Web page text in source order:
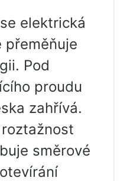
elektrická
přeměňuje
Pod
proudu
zahřívá.
směrové